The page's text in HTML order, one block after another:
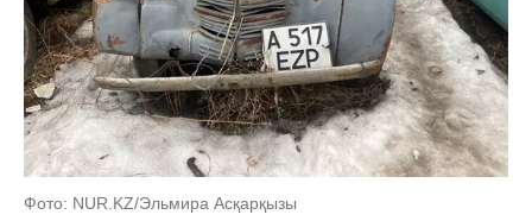
Фото: NUR.KZ/Эльмира Асқарқызы